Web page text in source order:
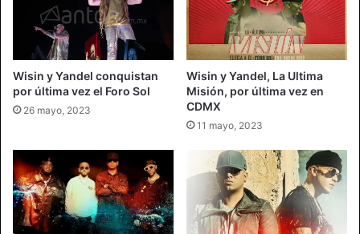
Wisin y Yandel conquistan
por última vez el Foro Sol
26 mayo, 2023
Wisin y Yandel, La Ultima
Misión, por última vez en
CDMX
11 mayo, 2023